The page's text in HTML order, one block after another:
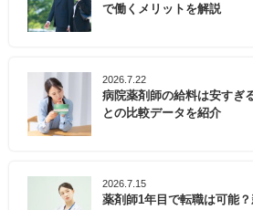
で働くメリットを解説
2026.7.22
病院薬剤師の給料は安すぎ
との比較データを紹介
2026.7.15
薬剤師1年目で転職は可能